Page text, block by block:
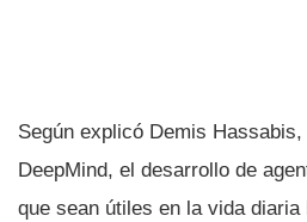
Según explicó Demis
DeepMind, el desarrollo de
que sean útiles en la vida